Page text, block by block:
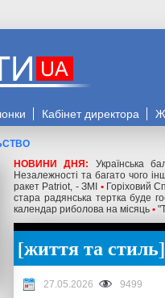
Кабінет директора
НОВИНИ ДНЯ: Українська
Незалежності та багато чого
ракет Patriot, - ЗМІ
• Горіховий
стара радянська тертка буде
календар риболова на місяць •
життя та стиль
27.05.2026 9499